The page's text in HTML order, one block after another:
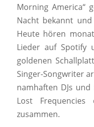
Morning America“
Nacht bekannt
Heute hören
Lieder auf Spotify
goldenen
Singer-Songwriter
namhaften DJs
Lost Frequencies
zusammen.